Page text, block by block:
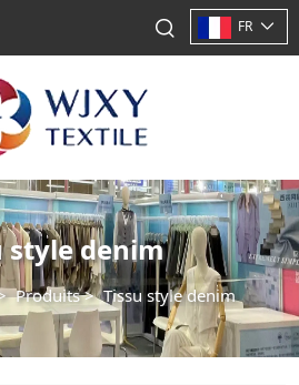
FR
style denim
Produits>Tissu style denim